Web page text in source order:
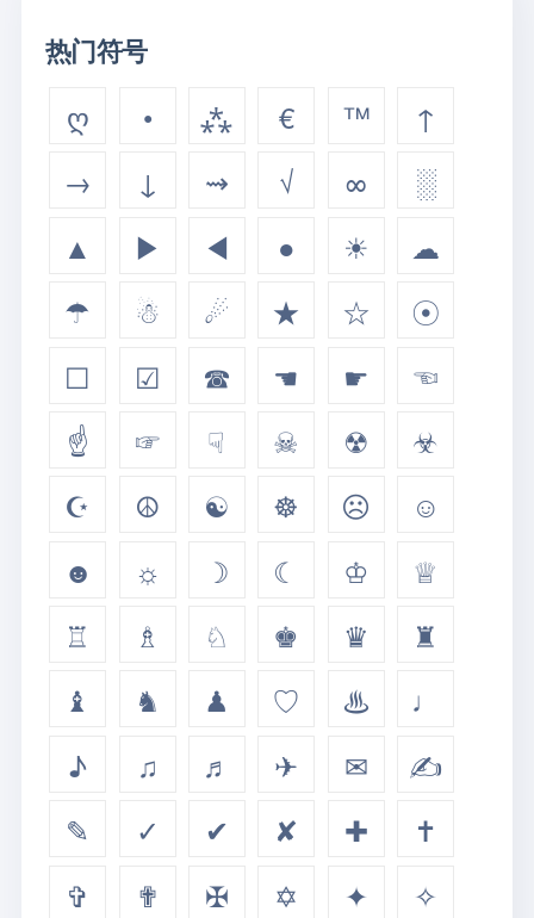
热门符号
ღ • ⁂ € ™
↑
→
↓ ⇝ √ ∞
░
▲
▶ ◀ ● ☀
☁
☂
☃ ☄ ★ ☆
☉
☐
☑ ☎ ☚ ☛
☜
☝
☞ ☟ ☠ ☢
☣
☪
☮ ☯ ☸ ☹
☺
☻
☼ ☽ ☾ ♔
♕
♖
♗ ♘ ♚ ♛
♜
♝
♞ ♟ ♡ ♨
♩
♪
♫ ♬ ✈ ✉
✍
✎
✓ ✔ ✘ ✚
✝
✞
✟ ✠ ✡ ✦ ✧